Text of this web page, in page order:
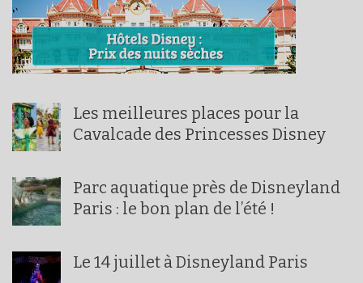
Les meilleures places pour la
Cavalcade des Princesses Disney
Parc aquatique près de Disneyland
Paris : le bon plan de l’été !
Le 14 juillet à Disneyland Paris